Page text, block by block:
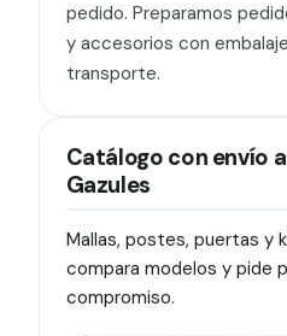
pedido. Preparamos
y accesorios con
transporte.
Catálogo con envío
Gazules
Mallas, postes, puertas y
compara modelos y pide
compromiso.